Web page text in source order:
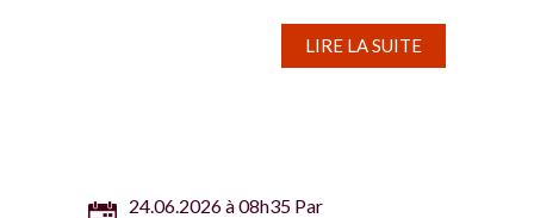
LIRE LA SUITE
24.06.2026 à 08h35 Par